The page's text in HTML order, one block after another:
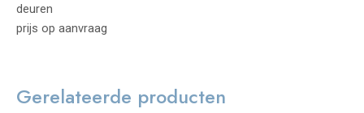
deuren
prijs op aanvraag
Gerelateerde producten